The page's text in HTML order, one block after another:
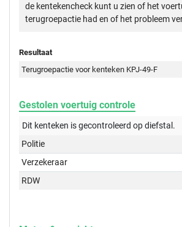
de kentekencheck kunt u zien of het
terugroepactie had en of het probleem
Resultaat
Terugroepactie voor kenteken KPJ-49-F
Gestolen voertuig controle
Dit kenteken is gecontroleerd opdiefstal.
Politie
Verzekeraar
RDW